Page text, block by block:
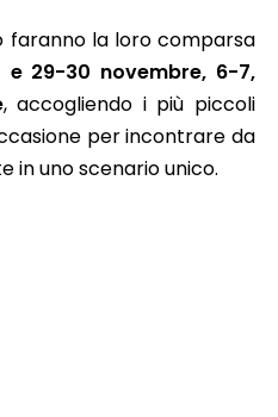
faranno la loro comparsa
e 29-30 novembre, 6-7,
, accogliendo i più piccoli
per incontrare da
in uno scenario unico.